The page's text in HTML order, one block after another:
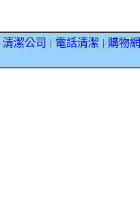
清潔公司 電話清潔 購物網